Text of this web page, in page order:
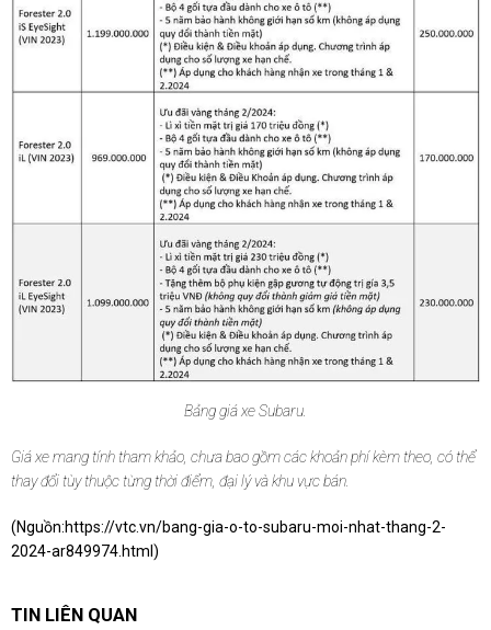
Bảng giá xe Subaru.
Giá xe mang tính tham khảo, chưa bao gồm các khoản phí kèm theo, có thể
thay đổi tùy thuộc từng thời điểm, đại lý và khu vực bán.
(Nguồn:https://vtc.vn/bang-gia-o-to-subaru-moi-nhat-thang-2-
2024-ar849974.html )
TIN LIÊN QUAN